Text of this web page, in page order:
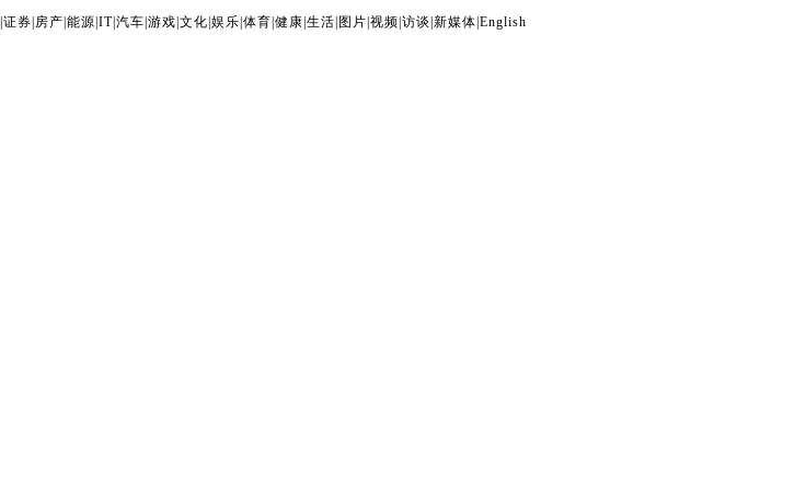
证券 房产 能源 IT| 汽车 游戏 文化 娱乐 体育 健康 生活 图片 视频 访谈 新媒体 English